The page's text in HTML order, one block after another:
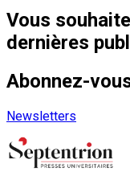
Vous
dernières
Abonnez-
Newsletters